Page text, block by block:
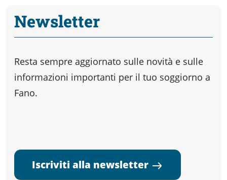
Newsletter
Resta sempre aggiornato sulle novità e sulle
informazioni importanti per il tuo soggiorno a
Fano.
Iscriviti alla newsletter